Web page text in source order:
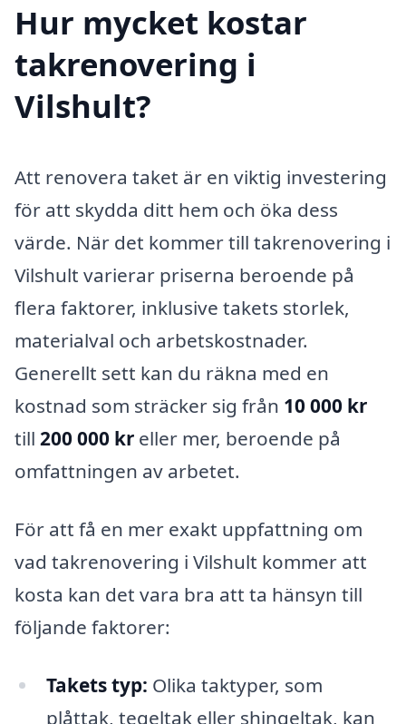
Hur mycket kostar
takrenovering i
Vilshult?
Att renovera taket är en viktig investering
för att skydda ditt hem och öka dess
värde. När det kommer till takrenovering i
Vilshult varierar priserna beroende på
flera faktorer, inklusive takets storlek,
materialval och arbetskostnader.
Generellt sett kan du räkna med en
kostnad som sträcker sig från 10 000 kr
till 200 000 kr eller mer, beroende på
omfattningen av arbetet.
För att få en mer exakt uppfattning om
vad takrenovering i Vilshult kommer att
kosta kan det vara bra att ta hänsyn till
följande faktorer:
Takets typ: Olika taktyper, som
plåttak, tegeltak eller shingeltak, kan